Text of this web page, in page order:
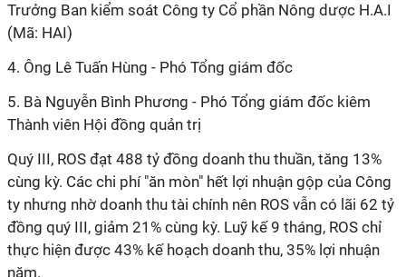
Trưởng Ban kiểm soát Công ty Cổ phần Nông dược H.A.I
(Mã: HAI)
4. Ông Lê Tuấn Hùng - Phó Tổng giám đốc
5. Bà Nguyễn Bình Phương - Phó Tổng giám đốc kiêm
Thành viên Hội đồng quản trị
Quý III, ROS đạt 488 tỷ đồng doanh thu thuần, tăng 13%
cùng kỳ. Các chi phí "ăn mòn" hết lợi nhuận gộp của Công
ty nhưng nhờ doanh thu tài chính nên ROS vẫn có lãi 62 tỷ
đồng quý III, giảm 21% cùng kỳ. Luỹ kế 9 tháng, ROS chỉ
thực hiện được 43% kế hoạch doanh thu, 35% lợi nhuận
năm.